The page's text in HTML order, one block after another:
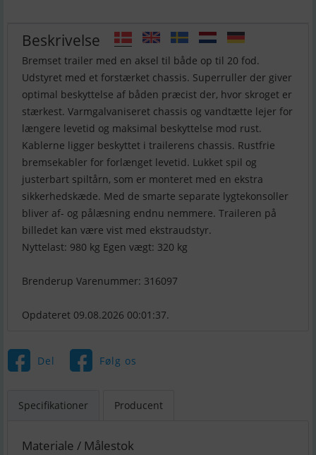
Beskrivelse
Bremset trailer med en aksel til både op til 20 fod.
Udstyret med et forstærket chassis. Superruller der giver
optimal beskyttelse af båden præcist der, hvor skroget er
stærkest. Varmgalvaniseret chassis og vandtætte lejer for
længere levetid og maksimal beskyttelse mod rust.
Kablerne ligger beskyttet i trailerens chassis. Rustfrie
bremsekabler for forlænget levetid. Lukket spil og
justerbart spiltårn, som er monteret med en ekstra
sikkerhedskæde. Med de smarte separate lygtekonsoller
bliver af- og pålæsning endnu nemmere. Traileren på
billedet kan være vist med ekstraudstyr.
Nyttelast: 980 kg Egen vægt: 320 kg
Brenderup Varenummer: 316097
Opdateret 09.08.2026 00:01:37.
Del Følg os
Specifikationer Producent
Materiale / Målestok